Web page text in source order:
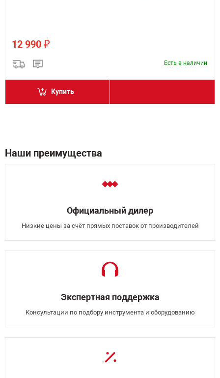
12 990 ₽
Есть в наличии
Купить
Наши преимущества
Официальный дилер
Низкие цены за счёт прямых поставок от производителей
Экспертная поддержка
Консультации по подбору инструмента и оборудованию